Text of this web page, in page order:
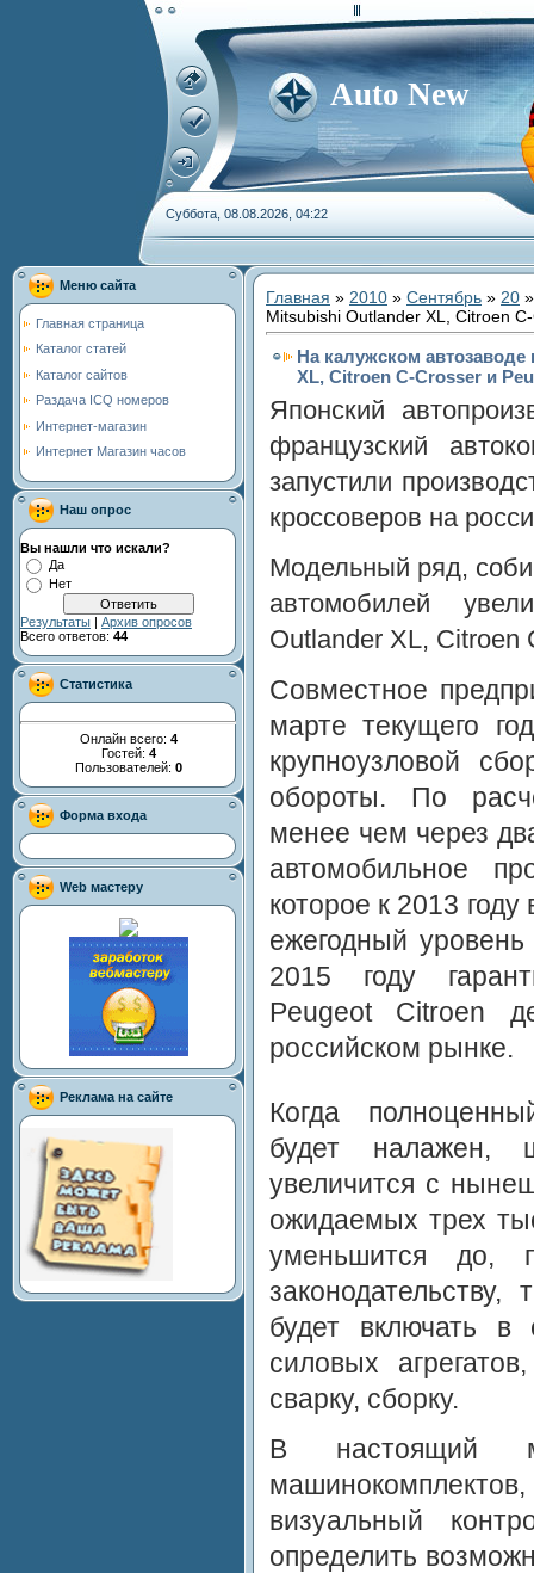
Auto New
Суббота, 08.08.2026, 04:22
Меню сайта
Главная страница
Каталог статей
Каталог сайтов
Раздача ICQ номеров
Интернет-магазин
Интернет Магазин часов
Наш опрос
Вы нашли что искали?
Да
Нет
Результаты | Архив опросов
Всего ответов: 44
Статистика
Онлайн всего: 4
Гостей: 4
Пользователей: 0
Форма входа
Web мастеру
Реклама на сайте
Главная » 2010 » Сентябрь » 20
Mitsubishi Outlander XL, Citroen
На калужском
XL, Citroen C-Crosser и
Японский
французский
запустили
кроссоверов на
Модельный ряд,
автомобилей
Outlander XL, Citroen
Совместное
марте текущего
крупноузловой
обороты. По
менее чем через
автомобильное
которое к 2013
ежегодный
2015 году
Peugeot Citroen
российском рынке.
Когда
будет налажен,
увеличится с
ожидаемых трех
уменьшится до,
будет включать в
силовых
сварку, сборку.
В настоящий
визуальный
определить